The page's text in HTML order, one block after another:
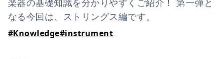
楽器の基礎知識を分かりやすくご紹介！ 第一弾と
なる今回は、ストリングス編です。
#Knowledge#instrument